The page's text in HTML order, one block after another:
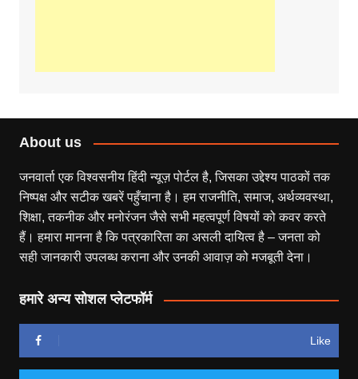
About us
जनवार्ता एक विश्वसनीय हिंदी न्यूज़ पोर्टल है, जिसका उद्देश्य पाठकों तक
निष्पक्ष और सटीक खबरें पहुँचाना है। हम राजनीति, समाज, अर्थव्यवस्था,
शिक्षा, तकनीक और मनोरंजन जैसे सभी महत्वपूर्ण विषयों को कवर करते
हैं। हमारा मानना है कि पत्रकारिता का असली दायित्व है – जनता को
सही जानकारी उपलब्ध कराना और उनकी आवाज़ को मजबूती देना।
हमारे अन्य सोशल प्लेटफॉर्म
Like